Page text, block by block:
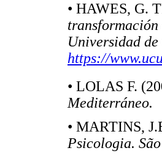
• HAWES, G.
Universidad
https://
• LOLAS F.
• MARTINS,
Psicologia.